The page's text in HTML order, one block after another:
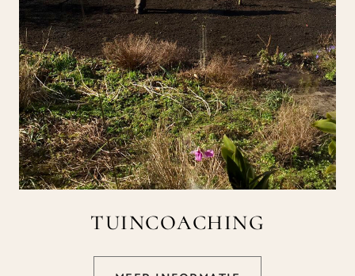
TUINCOACHING